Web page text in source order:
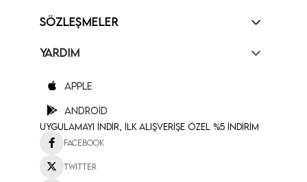
SÖZLEŞMELER
YARDIM
Apple
Android
Uygulamayı İndir, İlk Alışverişe Özel %5 İndirim
Facebook
Twitter